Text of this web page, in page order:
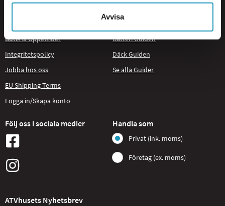
Avvisa
Butik & Öppettider
Integritetspolicy
Jobba hos oss
EU Shipping Terms
Logga in/Skapa konto
Batteri Guiden
Däck Guiden
Se alla Guider
Följ oss i sociala medier Handla som
Privat (ink. moms)
Företag (ex. moms)
ATVhusets Nyhetsbrev